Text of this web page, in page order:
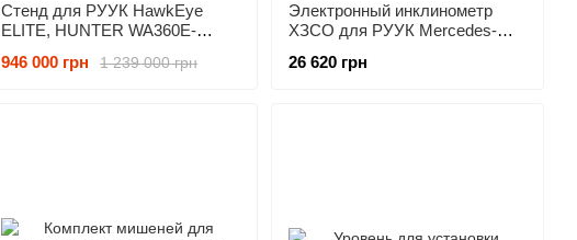
Стенд для РУУК HawkEye
ELITE, HUNTER WA360E-
1 239 000 грн
946 000 грн
Электронный инклинометр
ХЗСО для РУУК Mercedes-
26 620 грн